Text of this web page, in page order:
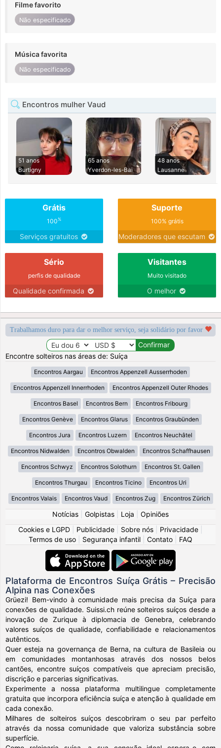
Filme favorito
Não especificado
Música favorita
Não especificado
Encontros mulher Vaud
51 anos
Burtigny
65 anos
Yverdon-les-Bai
48 anos
Lausanne
Grátis
100%
Serviços gratuitos
Suporte
100% grátis
Moderadores que escutam
Sério
perfis de qualidade
Qualidade confirmada
Visitantes
Muito visitado
O melhor
Trabalhamos duro para dar o melhor serviço, seja solidário por favor
Encontre solteiros nas áreas de: Suíça
Encontros Aargau Encontros Appenzell Ausserrhoden
Encontros Appenzell Innerrhoden Encontros Appenzell Outer Rhodes
Encontros Basel Encontros Bern Encontros Fribourg
Encontros Genève Encontros Glarus Encontros Graubünden
Encontros Jura Encontros Luzern Encontros Neuchâtel
Encontros Nidwalden Encontros Obwalden Encontros Schaffhausen
Encontros Schwyz Encontros Solothurn Encontros St. Gallen
Encontros Thurgau Encontros Ticino Encontros Uri
Encontros Valais Encontros Vaud Encontros Zug Encontros Zürich
Notícias Golpistas Loja
Opiniões
Cookies e LGPD
Publicidade Sobre nós Privacidade
Termos de uso
Segurança infantil Contato FAQ
Plataforma de Encontros Suíça Grátis – Precisão
Alpina nas Conexões
Grüezi! Bem-vindo à comunidade mais precisa da Suíça para
conexões de qualidade. Suissi.ch reúne solteiros suíços desde a
inovação de Zurique à diplomacia de Genebra, celebrando
valores suíços de qualidade, confiabilidade e relacionamentos
autênticos.
Quer esteja na governança de Berna, na cultura de Basileia ou
em comunidades montanhosas através dos nossos belos
cantões, encontre suíços compatíveis que apreciam precisão,
discrição e parcerias significativas.
Experimente a nossa plataforma multilingue completamente
gratuita que incorpora eficiência suíça e atenção à qualidade em
cada conexão.
Milhares de solteiros suíços descobriram o seu par perfeito
através da nossa comunidade que valoriza substância sobre
superfície.